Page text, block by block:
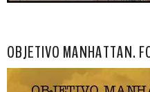
OBJETIVO MANHATTAN.